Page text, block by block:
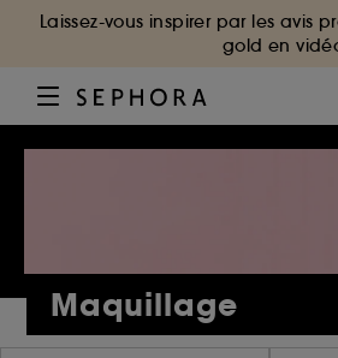
Laissez-vous inspirer par les avis
gold en
Maquillage